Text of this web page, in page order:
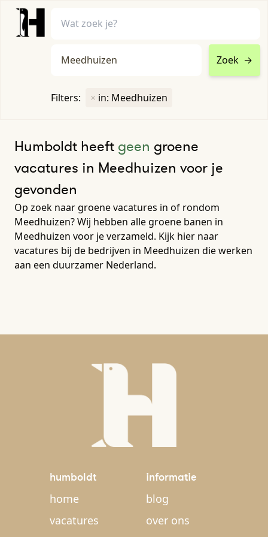
Zoek →
Filters: × in: Meedhuizen
Humboldt heeft geen groene
vacatures in Meedhuizen voor je
gevonden
Op zoek naar groene vacatures in of rondom
Meedhuizen? Wij hebben alle groene banen in
Meedhuizen voor je verzameld. Kijk hier naar
vacatures bij de bedrijven in Meedhuizen die werken
aan een duurzamer Nederland.
humboldt
home
vacatures
informatie
blog
over ons